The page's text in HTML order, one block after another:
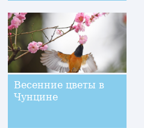
Весенние цветы в
Чунцине